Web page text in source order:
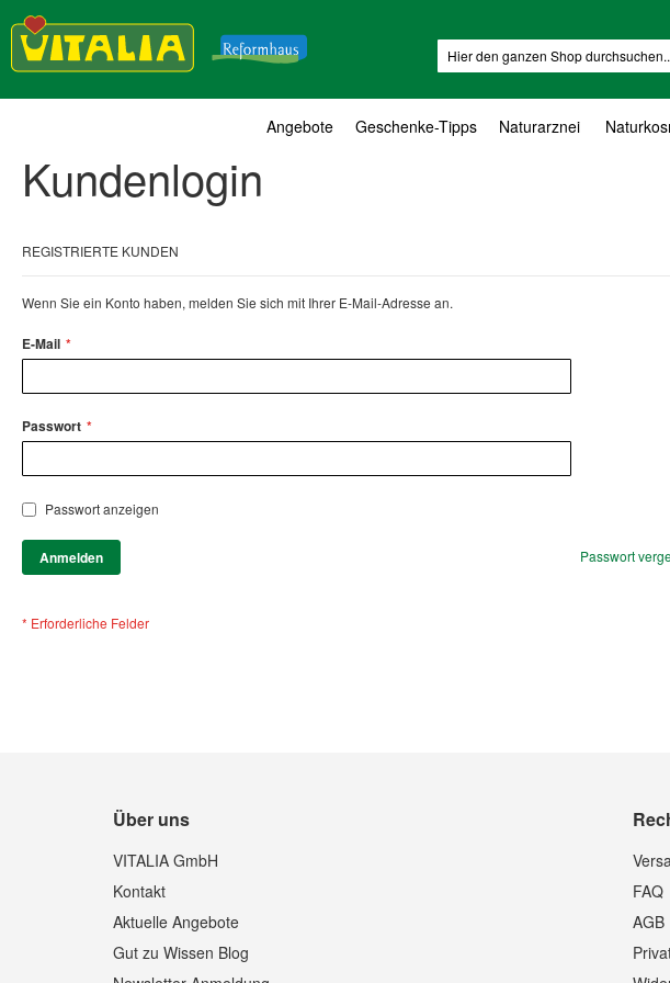
Angebote Geschenke-Tipps Naturarznei
Kundenlogin
REGISTRIERTE KUNDEN
Wenn Sie ein Konto haben, melden Sie sich mit Ihrer E-Mail-Adresse an.
E-Mail
Passwort
Passwort anzeigen
Anmelden Passwort
Über uns
VITALIA GmbH
Kontakt
Aktuelle Angebote
Gut zu Wissen Blog
FAQ
AGB